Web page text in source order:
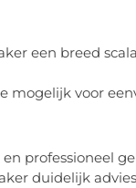
een breed
mogelijk voor
professioneel
duidelijk